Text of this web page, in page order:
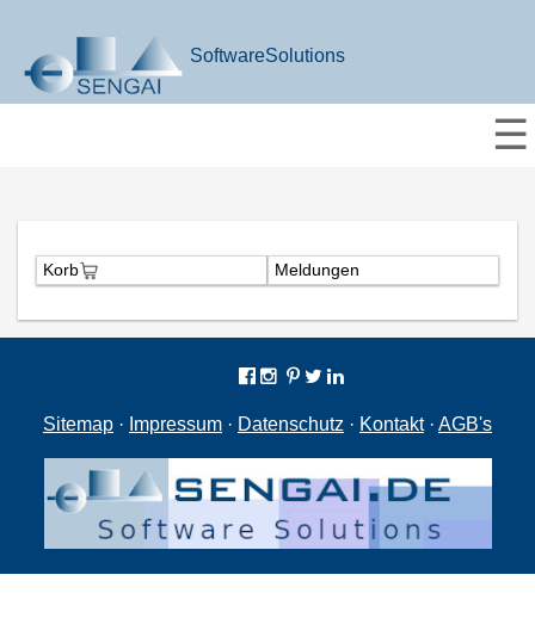
SoftwareSolutions
☰
Korb Meldungen
Sitemap · Impressum · Datenschutz · Kontakt· AGB's